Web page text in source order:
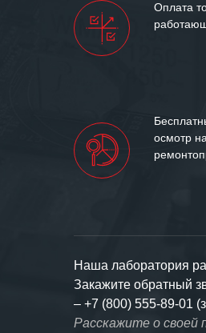
Оплата
осмотр
Наша лаборатория
Закажите обратный
– +7 (800) 555-89-01
Расскажите о своей